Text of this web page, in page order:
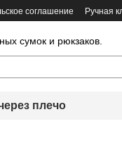
соглашение Ручная
сумок и рюкзаков.
плечо